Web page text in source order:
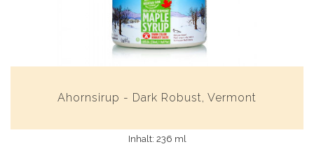
Ahornsirup - Dark Robust, Vermont
Inhalt: 236 ml